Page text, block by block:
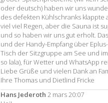
oder deutsch) haben wir uns
des defekten Kühlschranks klappte
viel viel Regen, aber die Sauna ist
und so haben wir uns gut erholt.
und der Handy-Empfang über
Tisch der Sitzgruppe am See und
so lala), für Wetter und WhatsApp
Liebe Grüße und vielen Dank an
Ihre Thomas und Dietlind Fricke
Hans Jederoth 2 mars 20:07